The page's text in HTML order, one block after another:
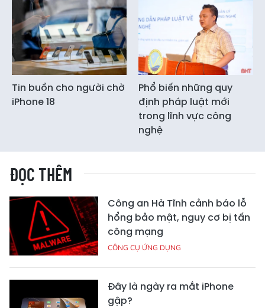
Tin buồn cho người chờ
iPhone 18
Phổ biến những quy
định pháp luật mới
trong lĩnh vực công
nghệ
ĐỌC THÊM
Công an Hà Tĩnh cảnh báo lỗ
hổng bảo mật, nguy cơ bị tấn
công mạng
CÔNG CỤ ỨNG DỤNG
Đây là ngày ra mắt iPhone
gập?